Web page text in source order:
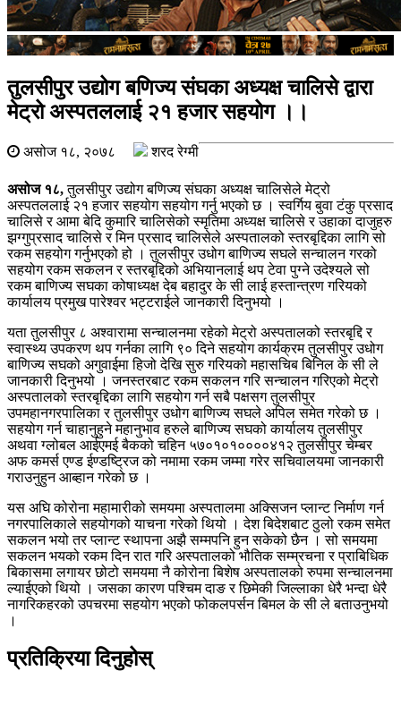
तुलसीपुर उद्योग बणिज्य संघका अध्यक्ष चालिसे द्वारा
मेट्रो अस्पतललाई २१ हजार सहयोग ।।
असोज १८, २०७८ शरद रेग्मी
असोज १८,तुलसीपुर उद्योग बणिज्य संघका अध्यक्ष चालिसेले मेट्रो
अस्पतललाई २१ हजार सहयोग सहयोग गर्नु भएको छ । स्वर्गिय बुवा टंकु प्रसाद
चालिसे र आमा बेदि कुमारि चालिसेको स्मृतिमा अध्यक्ष चालिसे र उहाका दाजुहरु
झग्गुप्रसाद चालिसे र मिन प्रसाद चालिसेले अस्पतालको स्तरबृद्दिका लागि सो
रकम सहयोग गर्नुभएको हो । तुलसीपुर उधोग बाणिज्य सघले सन्चालन गरको
सहयोग रकम सकलन र स्तरबृद्दिको अभियानलाई थप टेवा पुग्ने उदेश्यले सो
रकम बाणिज्य सघका कोषाध्यक्ष देब बहादुर के सी लाई हस्तान्त्रण गरियको
कार्यालय प्रमुख पारेश्वर भट्टराईले जानकारी दिनुभयो ।
यता तुलसीपुर ८ अश्वारामा सन्चालनमा रहेको मेट्रो अस्पतालको स्तरबृद्दि र
स्वास्थ्य उपकरण थप गर्नका लागि ९० दिने सहयोग कार्यक्रम तुलसीपुर उधोग
बाणिज्य सघको अगुवाईमा हिजो देखि सुरु गरियको महासचिब बिनिल के सी ले
जानकारी दिनुभयो । जनस्तरबाट रकम सकलन गरि सन्चालन गरिएको मेट्रो
अस्पतालको स्तरबृद्दिका लागि सहयोग गर्न सबै पक्षसग तुलसीपुर
उपमहानगरपालिका र तुलसीपुर उधोग बाणिज्य सघले अपिल समेत गरेको छ ।
सहयोग गर्न चाहानुहुने महानुभाव हरुले बाणिज्य सघको कार्यालय तुलसीपुर
अथवा ग्लोबल आईएमई बैकको चहिन ५७०१०१००००४१२ तुलसीपुर चेम्बर
अफ कमर्स एण्ड ईण्डष्ट्रिज को नमामा रकम जम्मा गरेर सचिवालयमा जानकारी
गराउनुहुन आब्हान गरेको छ ।
यस अघि कोरोना महामारीको समयमा अस्पतालमा अक्सिजन प्लान्ट निर्माण गर्न
नगरपालिकाले सहयोगको याचना गरेको थियो । देश बिदेशबाट ठुलो रकम समेत
सकलन भयो तर प्लान्ट स्थापना अझै सम्मपनि हुन सकेको छैन । सो समयमा
सकलन भयको रकम दिन रात गरि अस्पतालको भौतिक सम्म्रचना र प्राबिधिक
बिकासमा लगायर छोटो समयमा नै कोरोना बिशेष अस्पतालको रुपमा सन्चालनमा
ल्याईएको थियो । जसका कारण पश्चिम दाङ र छिमेकी जिल्लाका धेरै भन्दा धेरै
नागरिकहरको उपचरमा सहयोग भएको फोकलपर्सन बिमल के सी ले बताउनुभयो
।
प्रतिक्रिया दिनुहोस्